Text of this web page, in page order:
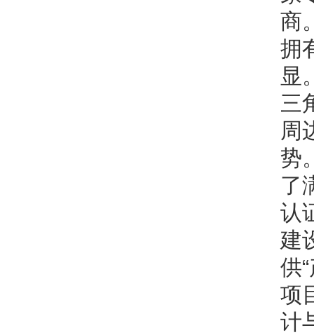
商
拥
显
三
周
势
了
认
建
供
项
计